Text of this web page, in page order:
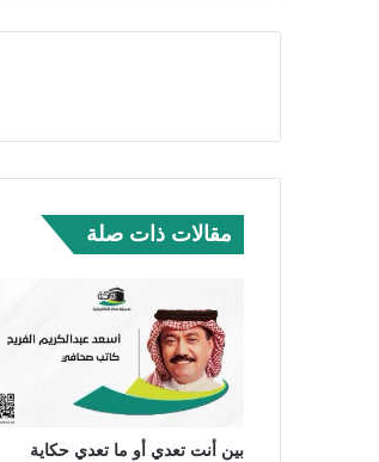
مقالات ذات صلة
بين أنت تعدي أو ما تعدي حكاية